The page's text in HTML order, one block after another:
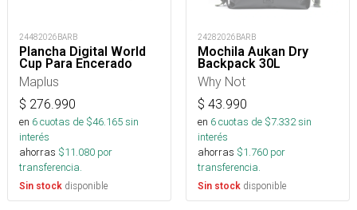
24482026BARB
Plancha Digital World
Cup Para Encerado
Maplus
$ 276.990
en 6cuotas de $46.165sin
interés
ahorras $11.080 por
transferencia.
Sin stock disponible
24282026BARB
Mochila Aukan Dry
Backpack 30L
Why Not
$ 43.990
en 6cuotas de $7.332sin
interés
ahorras $1.760 por
transferencia.
Sin stock disponible